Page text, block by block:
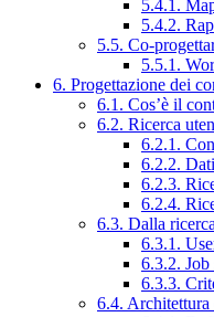
5.4.1.
5.4.2.
5.5. Co-
5.5.1.
6. Progettazione dei
6.1. Cos’è il
6.2. Ricerca
6.2.1.
6.2.2.
6.2.3.
6.2.4.
6.3. Dalla
6.3.1.
6.3.2.
6.3.3.
6.4. Architettura